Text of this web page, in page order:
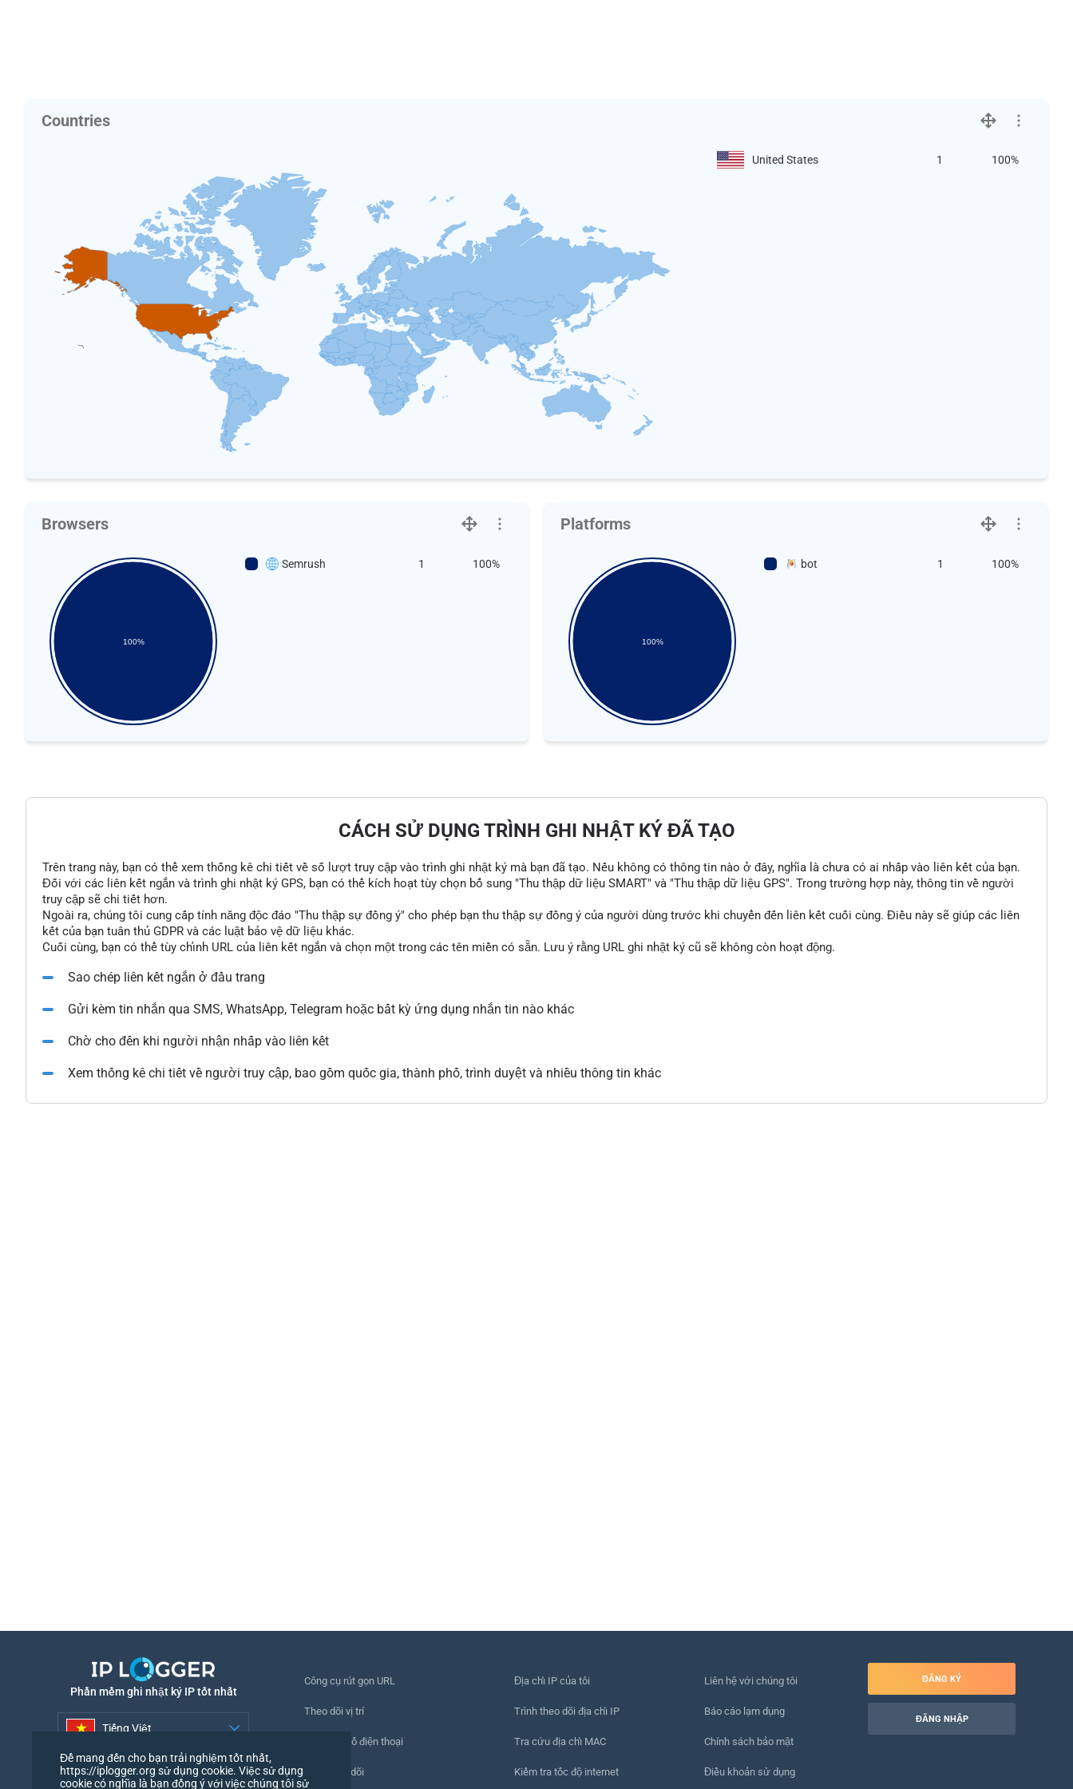
Countries
United States 1 100%
Browsers
100%
Semrush 1 100%
Platforms
100%
bot 1 100%
CÁCH SỬ DỤNG TRÌNH GHI NHẬT KÝ ĐÃ TẠO
Trên trang này, bạn có thể xem thống kê chi tiết về số lượt truy cập vào trình ghi nhật ký mà bạn đã tạo. Nếu không có thông tin nào ở đây, nghĩa là chưa có ai nhấp vào liên kết của bạn.
Đối với các liên kết ngắn và trình ghi nhật ký GPS, bạn có thể kích hoạt tùy chọn bổ sung "Thu thập dữ liệu SMART" và "Thu thập dữ liệu GPS". Trong trường hợp này, thông tin về người
truy cập sẽ chi tiết hơn.
Ngoài ra, chúng tôi cung cấp tính năng độc đáo "Thu thập sự đồng ý" cho phép bạn thu thập sự đồng ý của người dùng trước khi chuyển đến liên kết cuối cùng. Điều này sẽ giúp các liên
kết của bạn tuân thủ GDPR và các luật bảo vệ dữ liệu khác.
Cuối cùng, bạn có thể tùy chỉnh URL của liên kết ngắn và chọn một trong các tên miền có sẵn. Lưu ý rằng URL ghi nhật ký cũ sẽ không còn hoạt động.
Sao chép liên kết ngắn ở đầu trang
Gửi kèm tin nhắn qua SMS, WhatsApp, Telegram hoặc bất kỳ ứng dụng nhắn tin nào khác
Chờ cho đến khi người nhận nhấp vào liên kết
Xem thống kê chi tiết về người truy cập, bao gồm quốc gia, thành phố, trình duyệt và nhiều thông tin khác
Phần mềm ghi nhật ký IP tốt nhất
Tiếng Việt
Tiếng Việt
Công cụ rút gọn URL
Theo dõi vị trí
Theo dõi số điện thoại
Pixel theo dõi
Địa chỉ IP của tôi
Trình theo dõi địa chỉ IP
Tra cứu địa chỉ MAC
Kiểm tra tốc độ internet
Liên hệ với chúng tôi
Báo cáo lạm dụng
Chính sách bảo mật
Điều khoản sử dụng
ĐĂNG KÝ
ĐĂNG NHẬP
Để mang đến cho bạn trải nghiệm tốt nhất,
https://iplogger.org sử dụng cookie. Việc sử dụng
cookie có nghĩa là bạn đồng ý với việc chúng tôi sử